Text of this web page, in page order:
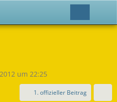
um 22:25
1. offizieller Beitrag